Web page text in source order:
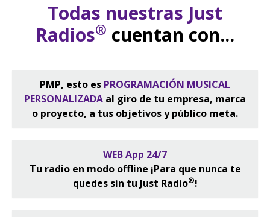
Todas nuestras Just
Radios® cuentan con...
PMP, esto es PROGRAMACIÓN MUSICAL
PERSONALIZADA al giro de tu empresa, marca
o proyecto, a tus objetivos y público meta.
WEB App 24/7
Tu radio en modo offline ¡Para que nunca te
quedes sin tu Just Radio®!